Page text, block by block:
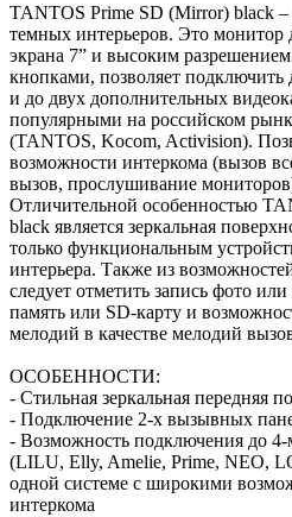
TANTOS Prime SD (Mirror) black
темных интерьеров. Это
экрана 7” и высоким
кнопками, позволяет
и до двух дополнительных
популярными на российском
(TANTOS, Kocom, Activision).
возможности интеркома (вызов
вызов, прослушивание
Отличительной особенностью
black является зеркальная
только функциональным
интерьера. Также из
следует отметить запись фото
память или SD-карту и
мелодий в качестве мелодий
ОСОБЕННОСТИ:
- Стильная зеркальная передняя
- Подключение 2-х вызывных
- Возможность подключения до
(LILU, Elly, Amelie, Prime, NEO,
одной системе с широкими
интеркома